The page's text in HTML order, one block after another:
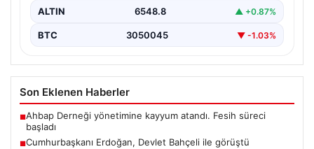
ALTIN 6548.8 ▲ +0.87%
BTC 3050045 ▼ -1.03%
Son Eklenen Haberler
■Ahbap Derneği yönetimine kayyum atandı. Fesih süreci
başladı
■Cumhurbaşkanı Erdoğan, Devlet Bahçeli ile görüştü